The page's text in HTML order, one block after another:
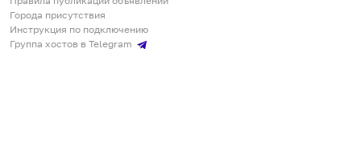
Города присутствия
Инструкция по подключению
Группа хостов в Telegram